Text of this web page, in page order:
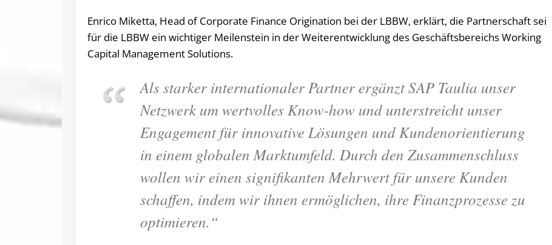
Enrico Miketta, Head of Corporate Finance Origination bei der LBBW, erklärt, die Partnerschaft sei
für die LBBW ein wichtiger Meilenstein in der Weiterentwicklung des Geschäftsbereichs Working
Capital Management Solutions.
Als starker internationaler Partner ergänzt SAP Taulia unser
Netzwerk um wertvolles Know-how und unterstreicht unser
Engagement für innovative Lösungen und Kundenorientierung
in einem globalen Marktumfeld. Durch den Zusammenschluss
wollen wir einen signifikanten Mehrwert für unsere Kunden
schaffen, indem wir ihnen ermöglichen, ihre Finanzprozesse zu
optimieren.“